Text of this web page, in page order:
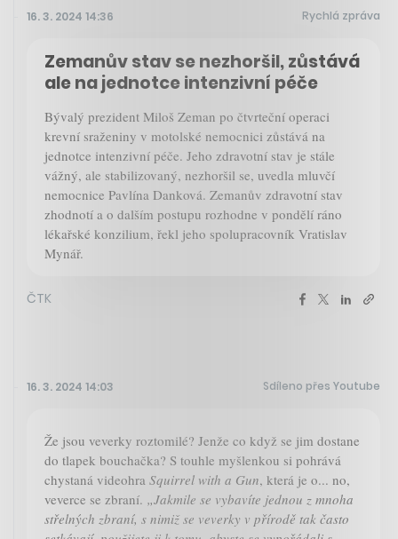
16. 3. 2024 14:36 Rychlá zpráva
Zemanův stav se nezhoršil, zůstává
ale na jednotce intenzivní péče
Bývalý prezident Miloš Zeman po čtvrteční operaci
krevní sraženiny v motolské nemocnici zůstává na
jednotce intenzivní péče. Jeho zdravotní stav je stále
vážný, ale stabilizovaný, nezhoršil se, uvedla mluvčí
nemocnice Pavlína Danková. Zemanův zdravotní stav
zhodnotí a o dalším postupu rozhodne v pondělí ráno
lékařské konzilium, řekl jeho spolupracovník Vratislav
Mynář.
ČTK
16. 3. 2024 14:03 Sdíleno přes Youtube
Že jsou veverky roztomilé? Jenže co když se jim dostane
do tlapek bouchačka? S touhle myšlenkou si pohrává
chystaná videohra Squirrel with a Gun, která je o... no,
veverce se zbraní. „Jakmile se vybavíte jednou z mnoha
střelných zbraní, s nimiž se veverky v přírodě tak často